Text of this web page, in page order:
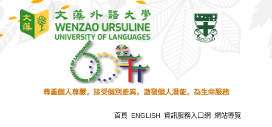
主
首頁 ENGLISH 資訊服務入口網 網站導覽